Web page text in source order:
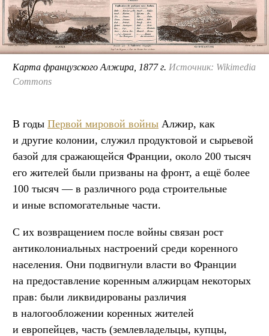
Карта французского Алжира, 1877 г. Источник: Wikimedia
Commons
В годы Первой мировой войны Алжир, как
и другие колонии, служил продуктовой и сырьевой
базой для сражающейся Франции, около 200 тысяч
его жителей были призваны на фронт, а ещё более
100 тысяч — в различного рода строительные
и иные вспомогательные части.
С их возвращением после войны связан рост
антиколониальных настроений среди коренного
населения. Они подвигнули власти во Франции
на предоставление коренным алжирцам некоторых
прав: были ликвидированы различия
в налогообложении коренных жителей
и европейцев, часть (землевладельцы, купцы,